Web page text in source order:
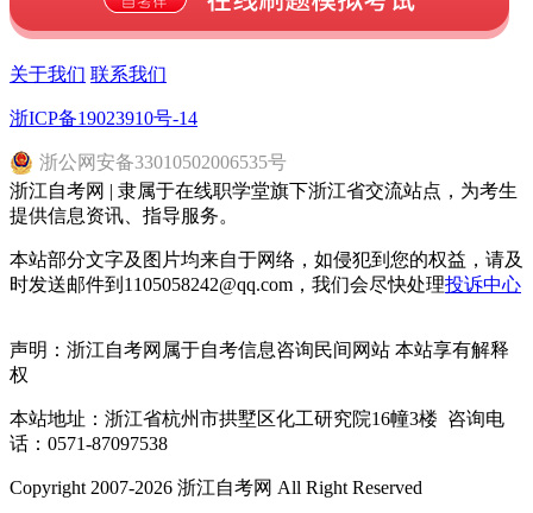
关于我们 联系我们
浙ICP备19023910号-14
浙公网安备33010502006535号
浙江自考网 | 隶属于在线职学堂旗下浙江省交流站点，为考生
提供信息资讯、指导服务。
本站部分文字及图片均来自于网络，如侵犯到您的权益，请及
时发送邮件到1105058242@qq.com，我们会尽快处理投诉中心
声明：浙江自考网属于自考信息咨询民间网站 本站享有解释
权
本站地址：浙江省杭州市拱墅区化工研究院16幢3楼 咨询电
话：0571-87097538
Copyright 2007-2026 浙江自考网 All Right Reserved